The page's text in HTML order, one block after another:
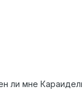
ли мне